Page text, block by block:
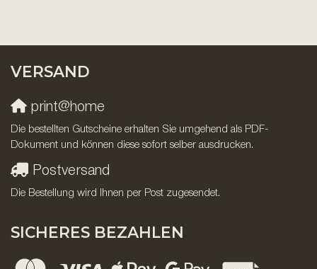
VERSAND
print@home
Die bestellten Gutscheine erhalten Sie umgehend als PDF-
Dokument und können diese sofort selber ausdrucken.
Postversand
Die Bestellung wird Ihnen per Post zugesendet.
SICHERES BEZAHLEN